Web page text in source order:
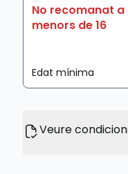
No recomanat a
menors de 16
Edat mínima
Veure